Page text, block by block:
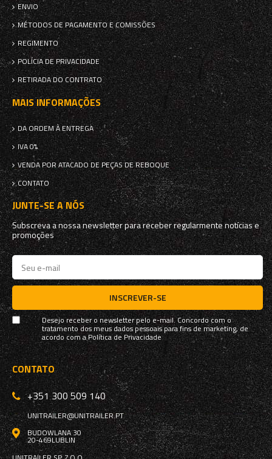
ENVIO
MÉTODOS DE PAGAMENTO E COMISSÕES
REGIMENTO
POLÍCIA DE PRIVACIDADE
RETIRADA DO CONTRATO
MAIS INFORMAÇÕES
DA ORDEM À ENTREGA
IVA 0%
VENDA POR ATACADO DE PEÇAS DE REBOQUE
CONTATO
JUNTE-SE A NÓS
Subscreva a nossa newsletter para receber regularmente notícias e
promoções
INSCREVER-SE
Desejo receber o newsletter pelo e-mail. Concordo com o
tratamento dos meus dados pessoais para fins de marketing, de
acordo com aPolítica de Privacidade
CONTATO
+351 300 509 140
UNITRAILER@UNITRAILER.PT
BUDOWLANA 30
20-469LUBLIN